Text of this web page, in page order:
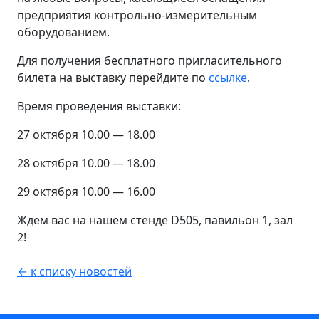
предприятия контрольно-измерительным
оборудованием.
Для получения бесплатного пригласительного
билета на выставку перейдите по ссылке.
Время проведения выставки:
27 октября 10.00 — 18.00
28 октября 10.00 — 18.00
29 октября 10.00 — 16.00
Ждем вас на нашем стенде D505, павильон 1, зал
2!
← к списку новостей